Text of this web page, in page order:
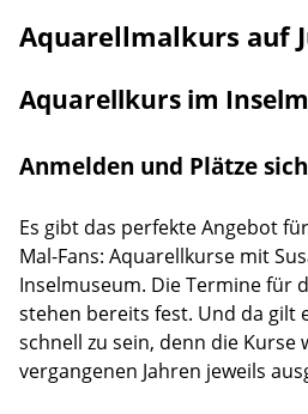
Aquarellmalkurs auf
Aquarellkurs im
Anmelden und Plätze
Es gibt das perfekte Angebot
Mal-Fans: Aquarellkurse mit
Inselmuseum. Die Termine für
stehen bereits fest. Und da gilt
schnell zu sein, denn die Kurse
vergangenen Jahren jeweils